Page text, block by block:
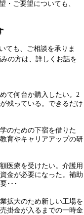
・ご要望についても、
ても、ご相談を承りま
の方は、詳しくお話を
て何台か購入したい。2
残っている。できるだけ
のための下宿を借りた
育やキャリアアップの研
医療を受けたい。介護用
金が必要になった。補助
･･･
拡大のため新しい工場を
掛金が入るまでの一時金